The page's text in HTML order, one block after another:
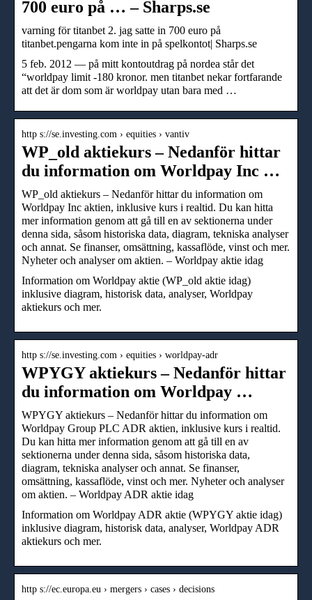
700 euro på … – Sharps.se
varning för titanbet 2. jag satte in 700 euro på
titanbet.pengarna kom inte in på spelkontot| Sharps.se
5 feb. 2012 — på mitt kontoutdrag på nordea står det
“worldpay limit -180 kronor. men titanbet nekar fortfarande
att det är dom som är worldpay utan bara med …
http s://se.investing.com › equities › vantiv
WP_old aktiekurs – Nedanför hittar
du information om Worldpay Inc …
WP_old aktiekurs – Nedanför hittar du information om
Worldpay Inc aktien, inklusive kurs i realtid. Du kan hitta
mer information genom att gå till en av sektionerna under
denna sida, såsom historiska data, diagram, tekniska analyser
och annat. Se finanser, omsättning, kassaflöde, vinst och mer.
Nyheter och analyser om aktien. – Worldpay aktie idag
Information om Worldpay aktie (WP_old aktie idag)
inklusive diagram, historisk data, analyser, Worldpay
aktiekurs och mer.
http s://se.investing.com › equities › worldpay-adr
WPYGY aktiekurs – Nedanför hittar
du information om Worldpay …
WPYGY aktiekurs – Nedanför hittar du information om
Worldpay Group PLC ADR aktien, inklusive kurs i realtid.
Du kan hitta mer information genom att gå till en av
sektionerna under denna sida, såsom historiska data,
diagram, tekniska analyser och annat. Se finanser,
omsättning, kassaflöde, vinst och mer. Nyheter och analyser
om aktien. – Worldpay ADR aktie idag
Information om Worldpay ADR aktie (WPYGY aktie idag)
inklusive diagram, historisk data, analyser, Worldpay ADR
aktiekurs och mer.
http s://ec.europa.eu › mergers › cases › decisions